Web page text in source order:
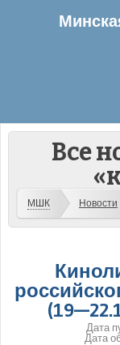
Все
МШК Новости
Дата
Дата